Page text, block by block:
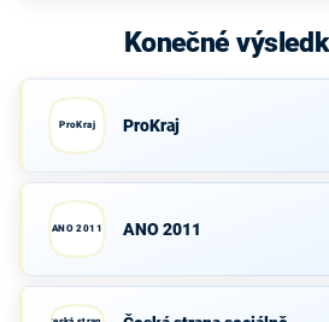
Konečné
ProKraj ProKraj
ANO 2011 ANO 2011